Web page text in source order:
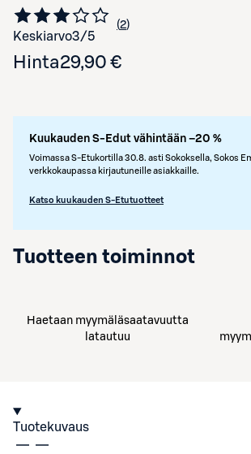
Keskiarvo3/5 Siirry arvioihin
2
kappaletta
Hinta29,90 €
Kuukauden S-Edut vähintään –20 %
Voimassa S-Etukortilla 30.8. asti Sokoksella, Sokos
verkkokaupassa kirjautuneille asiakkaille.
Katso kuukauden S-Etutuotteet
Tuotteen toiminnot
Haetaan myymäläsaatavuutta
latautuu
Tuotekuvaus